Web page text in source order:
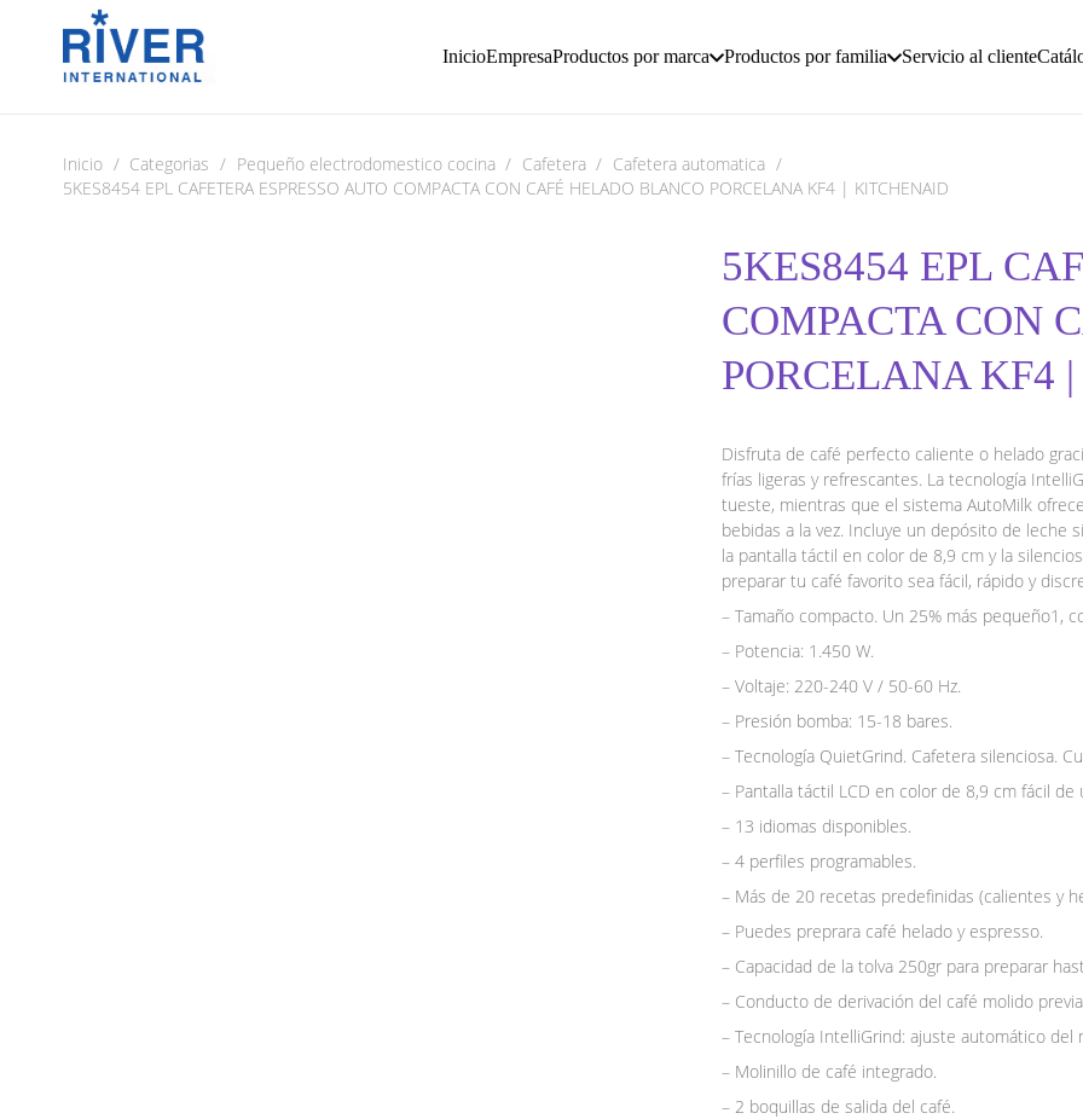
InicioEmpresaProductos por marca Productos por familia Servicio al cliente
Inicio / Categorias / Pequeño electrodomestico cocina / Cafetera / Cafetera automatica /
5KES8454 EPL CAFETERA ESPRESSO AUTO COMPACTA CON CAFÉ HELADO BLANCO PORCELANA KF4 | KITCHENAID
5KES8454 EPL
COMPACTA CON
PORCELANA KF4
Disfruta de café perfecto caliente o helado
frías ligeras y refrescantes. La tecnología
tueste, mientras que el sistema AutoMilk
bebidas a la vez. Incluye un depósito de leche
la pantalla táctil en color de 8,9 cm y la
preparar tu café favorito sea fácil, rápido y
– Tamaño compacto. Un 25% más pequeño1,
– Potencia: 1.450 W.
– Voltaje: 220-240 V / 50-60 Hz.
– Presión bomba: 15-18 bares.
– Tecnología QuietGrind. Cafetera silenciosa.
– Pantalla táctil LCD en color de 8,9 cm fácil de
– 13 idiomas disponibles.
– 4 perfiles programables.
– Más de 20 recetas predefinidas (calientes y
– Puedes preprara café helado y espresso.
– Capacidad de la tolva 250gr para preparar
– Conducto de derivación del café molido
– Tecnología IntelliGrind: ajuste automático del
– Molinillo de café integrado.
– 2 boquillas de salida del café.